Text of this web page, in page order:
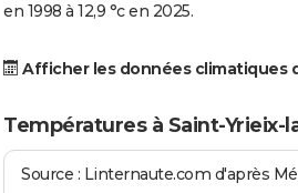
en 1998 à 12,9 °c en 2025.
Afficher les données climatiques
Températures à Saint-Yrieix-
Source : Linternaute.com d'après